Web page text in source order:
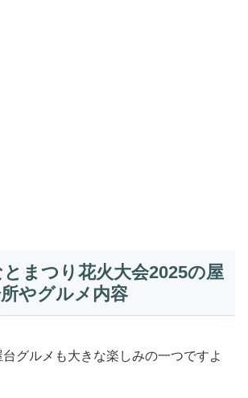
まつり花火大会2025の屋
やグルメ内容
グルメも大きな楽しみの一つですよ